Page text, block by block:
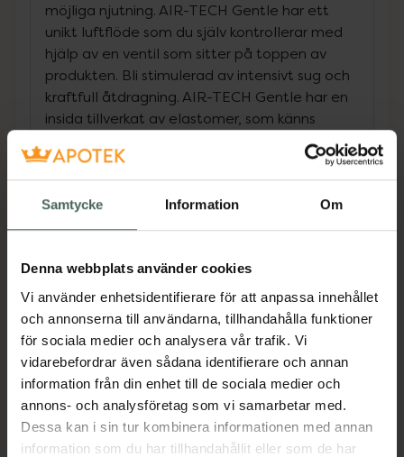
Samtycke Information Om
Denna webbplats använder cookies
Vi använder enhetsidentifierare för att anpassa innehållet
och annonserna till användarna, tillhandahålla funktioner
för sociala medier och analysera vår trafik. Vi
vidarebefordrar även sådana identifierare och annan
information från din enhet till de sociala medier och
annons- och analysföretag som vi samarbetar med.
Dessa kan i sin tur kombinera informationen med annan
information som du har tillhandahållit eller som de har
möjliga njutning. AIR-TECH Gentle har ett
unikt luftflöde som du själv kontrollerar med
hjälp av en ventil som sitter på toppen av
produkten. Bli stimulerad av intensivt sug och
kraftfull åtdragning. AIR-TECH Gentle har en
insida tillverkat av elastomer, som känns
penetrering.Materialet i Gentle är något
mjukare än i de andra AIR-TECH-versionerna
och passar perfekt för dig som vill ta
njutningen till nästa nivå. Vattenbaserat
denna produkt.Glidmedel Hole Lotion Real 20
ml ingår.
PRODUKTDATA: Storlek: 69 x 69 x 155 mm
Innermått längd: ca 150 mm
Innermått vidd: ca 45 mm
Vikt: 245 gram